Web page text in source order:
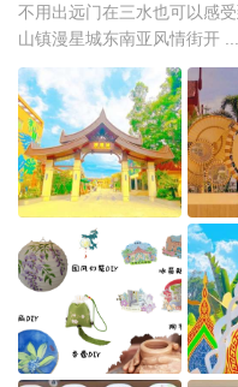
不用出远门在三水也可以感
山镇漫星城东南亚风情街开 ...